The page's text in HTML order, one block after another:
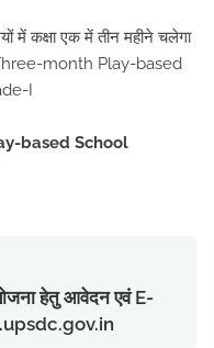
में कक्षा एक में तीन महीने चलेगा
Three-month Play-based
I
based School
हेतु आवेदन एवं E-